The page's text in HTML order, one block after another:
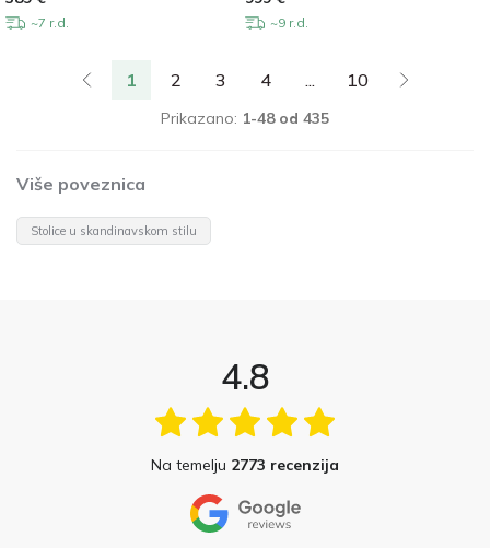
~7 r.d. ~9 r.d.
Prikazano: 1-48 od 435
1 2 3 4 ... 10
Više poveznica
Stolice u skandinavskom stilu
4.8
Na temelju 2773 recenzija